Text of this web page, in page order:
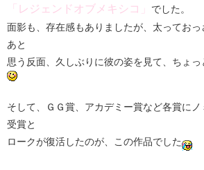
「レジェンドオブメキシコ」 でした。
面影も、存在感もありましたが、太ってお
あと
思う反面、久しぶりに彼の姿を見て、ちょ
そして、ＧＧ賞、アカデミー賞など各賞に
受賞と
ロークが復活したのが、この作品でした